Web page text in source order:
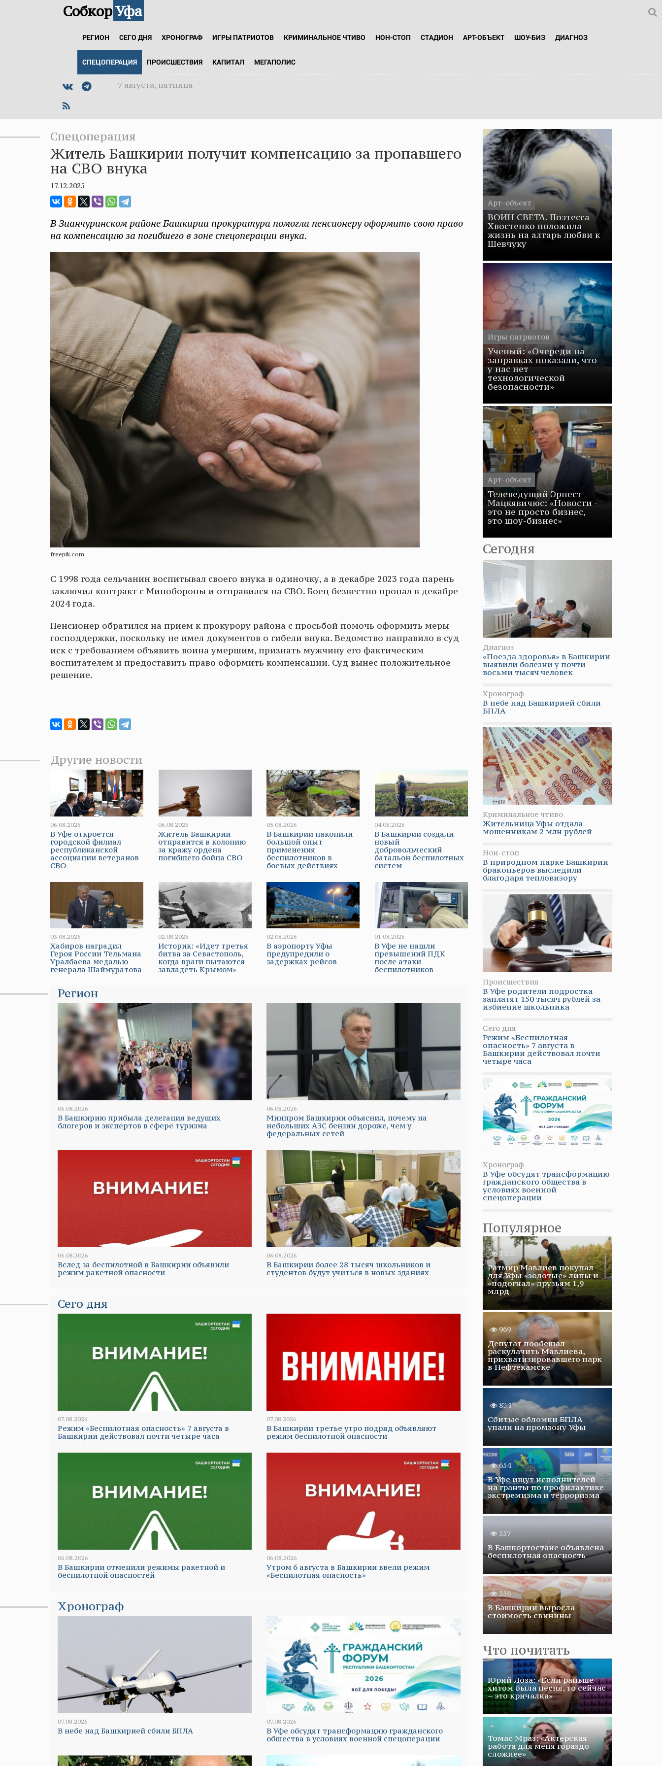
СобкорУфа
РЕГИОН СЕГО ДНЯ ХРОНОГРАФ ИГРЫ ПАТРИОТОВ КРИМИНАЛЬНОЕ ЧТИВО НОН-СТОП СТАДИОН АРТ-ОБЪЕКТ ШОУ-БИЗ ДИАГНОЗ
СПЕЦОПЕРАЦИЯ ПРОИСШЕСТВИЯ КАПИТАЛ МЕГАПОЛИС
7 августа, пятница
Спецоперация
Житель Башкирии получит компенсацию за пропавшего
на СВО внука
17.12.2025
В Зианчуринском районе Башкирии прокуратура помогла пенсионеру оформить свою право
на компенсацию за погибшего в зоне спецоперации внука.
freepik.com
С 1998 года сельчанин воспитывал своего внука в одиночку, а в декабре 2023 года парень
заключил контракт с Минобороны и отправился на СВО. Боец безвестно пропал в декабре
2024 года.
Пенсионер обратился на прием к прокурору района с просьбой помочь оформить меры
господдержки, поскольку не имел документов о гибели внука. Ведомство направило в суд
иск с требованием объявить воина умершим, признать мужчину его фактическим
воспитателем и предоставить право оформить компенсации. Суд вынес положительное
решение.
Другие новости
06.08.2026
В Уфе откроется
городской филиал
республиканской
ассоциации ветеранов
СВО
06.08.2026
Житель Башкирии
отправится в колонию
за кражу ордена
погибшего бойца СВО
05.08.2026
В Башкирии накопили
большой опыт
применения
беспилотников в
боевых действиях
04.08.2026
В Башкирии создали
новый
добровольческий
батальон беспилотных
систем
03.08.2026
Хабиров наградил
Героя России Тельмана
Уралбаева медалью
генерала Шаймуратова
02.08.2026
Историк: «Идет третья
битва за Севастополь,
когда враги пытаются
завладеть Крымом»
02.08.2026
В аэропорту Уфы
предупредили о
задержках рейсов
01.08.2026
В Уфе не нашли
превышений ПДК
после атаки
беспилотников
Регион
06.08.2026
В Башкирию прибыла делегация ведущих
блогеров и экспертов в сфере туризма
06.08.2026
Минпром Башкирии объяснил, почему на
небольших АЗС бензин дороже, чем у
федеральных сетей
06.08.2026
Вслед за беспилотной в Башкирии объявили
режим ракетной опасности
06.08.2026
В Башкирии более 28 тысяч школьников и
студентов будут учиться в новых зданиях
Сего дня
07.08.2026
Режим «Беспилотная опасность» 7 августа в
Башкирии действовал почти четыре часа
07.08.2026
В Башкирии третье утро подряд объявляют
режим беспилотной опасности
06.08.2026
В Башкирии отменили режимы ракетной и
беспилотной опасностей
06.08.2026
Утром 6 августа в Башкирии ввели режим
«Беспилотная опасность»
Хронограф
07.08.2026
В небе над Башкирией сбили БПЛА
07.08.2026
В Уфе обсудят трансформацию гражданского
общества в условиях военной спецоперации
Арт-объект
ВОИН СВЕТА. Поэтесса
Хвостенко положила
жизнь на алтарь любви к
Шевчуку
Игры патриотов
Ученый: «Очереди на
заправках показали, что
у нас нет
технологической
безопасности»
Арт-объект
Телеведущий Эрнест
Мацкявичюс: «Новости -
это не просто бизнес,
это шоу-бизнес»
Сегодня
Диагноз
«Поезда здоровья» в Башкирии
выявили болезни у почти
восьми тысяч человек
Хронограф
В небе над Башкирией сбили
БПЛА
Криминальное чтиво
Жительница Уфы отдала
мошенникам 2 млн рублей
Нон-стоп
В природном парке Башкирии
браконьеров выследили
благодаря тепловизору
Происшествия
В Уфе родители подростка
заплатят 150 тысяч рублей за
избиение школьника
Сего дня
Режим «Беспилотная
опасность» 7 августа в
Башкирии действовал почти
четыре часа
Хронограф
В Уфе обсудят трансформацию
гражданского общества в
условиях военной
спецоперации
Популярное
1478
Ратмир Мавлиев покупал
для Уфы «золотые» липы и
«подогнал» друзьям 1,9
млрд
969
Депутат пообещал
раскулачить Мавлиева,
прихватизировавшего парк
в Нефтекамске
834
Сбитые обломки БПЛА
упали на промзону Уфы
654
В Уфе ищут исполнителей
на гранты по профилактике
экстремизма и терроризма
557
В Башкортостане объявлена
беспилотная опасность
556
В Башкирии выросла
стоимость свинины
Что почитать
Юрий Лоза: «Если раньше
хитом была песня, то сейчас
– это кричалка»
Томас Мраз: «Актерская
работа для меня гораздо
сложнее»